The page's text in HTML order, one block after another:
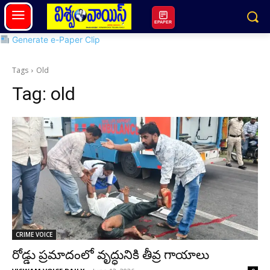
EPAPER
Generate e-Paper Clip
Tags Old
Tag: old
CRIME VOICE
రోడ్డు ప్రమాదంలో వృద్ధునికి తీవ్ర గాయాలు